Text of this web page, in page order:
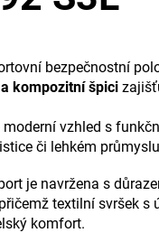
bezpečnostní
kompozitní špici
vzhled s
či lehkém
je navržena s
textilní svršek s
komfort.